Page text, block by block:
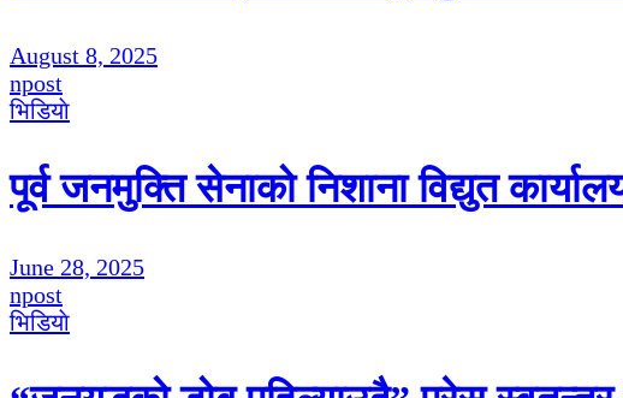
August 8, 2025
npost
भिडियाे
पूर्व जनमुक्ति सेनाको निशाना विद्युत
June 28, 2025
npost
भिडियाे